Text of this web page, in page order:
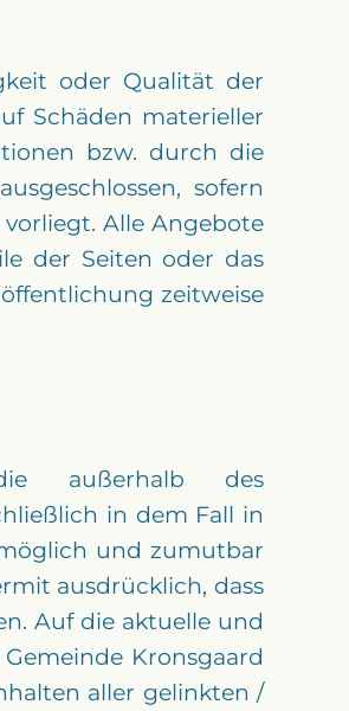
oder Qualität der
Schäden materieller
bzw. durch die
sofern
Alle Angebote
der Seiten oder das
zeitweise
außerhalb des
in dem Fall in
und zumutbar
ausdrücklich, dass
Auf die aktuelle und
Kronsgaard
aller gelinkten /